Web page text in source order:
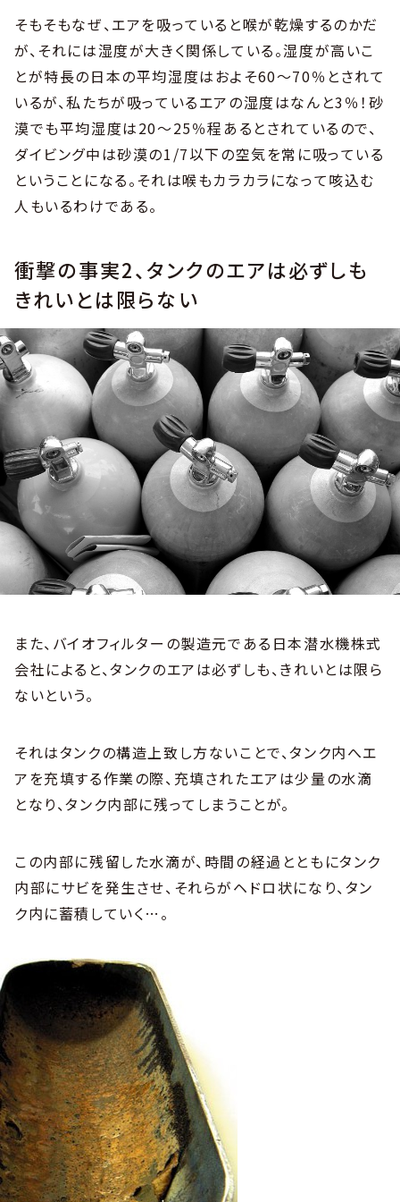
そもそもなぜ、エアを吸っていると喉が乾燥するのかだ
が、それには湿度が大きく関係している。湿度が高いこ
とが特長の日本の平均湿度はおよそ60～70％とされて
いるが、私たちが吸っているエアの湿度はなんと3％！砂
漠でも平均湿度は20～25％程あるとされているので、
ダイビング中は砂漠の1/7以下の空気を常に吸っている
ということになる。それは喉もカラカラになって咳込む
人もいるわけである。
衝撃の事実2、タンクのエアは必ずしも
きれいとは限らない
また、バイオフィルターの製造元である日本潜水機株式
会社によると、タンクのエアは必ずしも、きれいとは限ら
ないという。
それはタンクの構造上致し方ないことで、タンク内へエ
アを充填する作業の際、充填されたエアは少量の水滴
となり、タンク内部に残ってしまうことが。
この内部に残留した水滴が、時間の経過とともにタンク
内部にサビを発生させ、それらがヘドロ状になり、タン
ク内に蓄積していく…。